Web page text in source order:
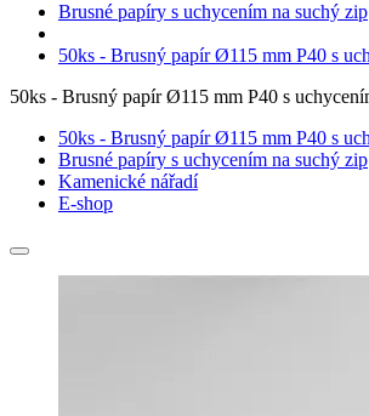
Brusné papíry s uchycením na suchý zip
50ks - Brusný papír Ø115 mm P40 s
50ks - Brusný papír Ø115 mm P40 s
50ks - Brusný papír Ø115 mm P40 s
Brusné papíry s uchycením na suchý zip
Kamenické nářadí
E-shop